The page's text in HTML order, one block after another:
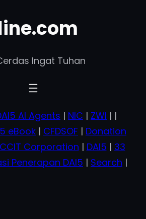
Ingat Tuhan
AI Agents | NIC | ZWI | |
eBook | CFDSOF | Donation
CCIT Corporation | DAI5 | 33
Penerapan DAI5 | Search |